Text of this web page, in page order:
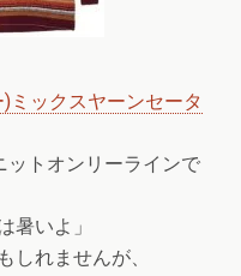
ミックスヤーンセータ
ットオンリーラインで
暑いよ」
しれませんが、